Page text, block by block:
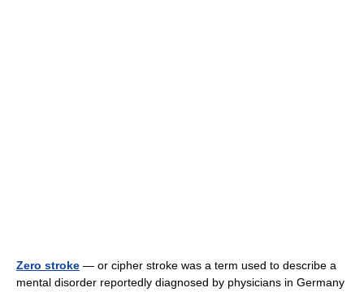
Zero stroke — or cipher stroke was a term used to describe a
mental disorder reportedly diagnosed by physicians in Germany